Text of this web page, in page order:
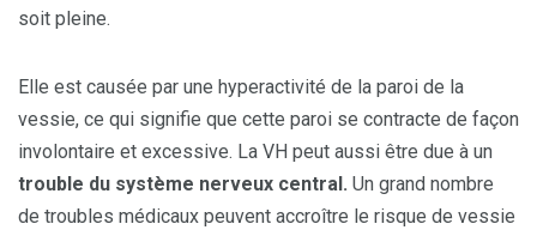
soit pleine.
Elle est causée par une hyperactivité de la paroi de la
vessie, ce qui signifie que cette paroi se contracte de façon
involontaire et excessive. La VH peut aussi être due à un
trouble du système nerveux central. Un grand nombre
de troubles médicaux peuvent accroître le risque de vessie